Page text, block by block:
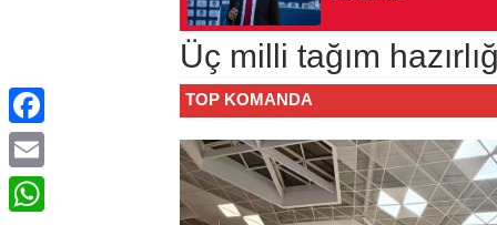
Üç milli tağım
TOP KOMANDA
Facebook
Email